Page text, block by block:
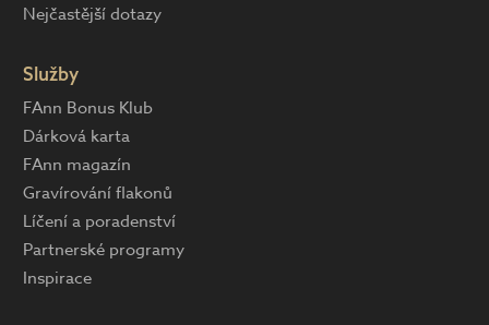
Nejčastější dotazy
Služby
FAnn Bonus Klub
Dárková karta
FAnn magazín
Gravírování flakonů
Líčení a poradenství
Partnerské programy
Inspirace